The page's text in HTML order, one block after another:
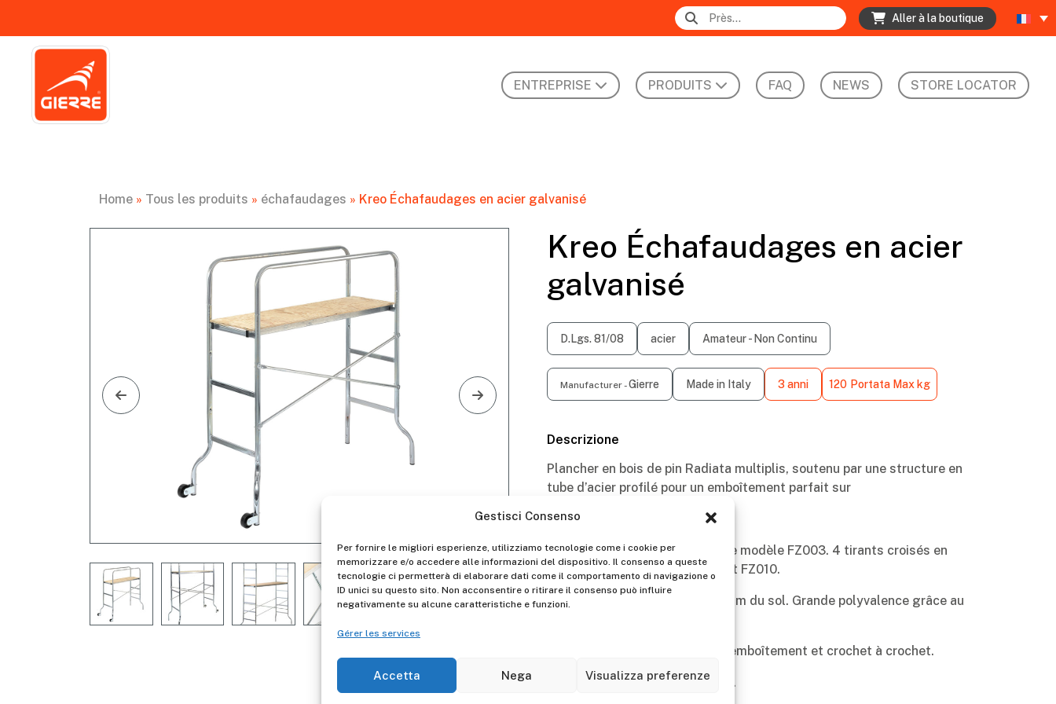
Gestisci Consenso
Per fornire le migliori esperienze, utilizziamo tecnologie come i cookie per
memorizzare e/o accedere alle informazioni del dispositivo. Il consenso a queste
tecnologie ci permetterà di elaborare dati come il comportamento di navigazione o
ID unici su questo sito. Non acconsentire o ritirare il consenso può influire
negativamente su alcune caratteristiche e funzioni.
Gérer les services
Accetta Nega Visualizza preferenze
Aller à la boutique
ENTREPRISE PRODUITS FAQ NEWS STORE LOCATOR
Home » Tous les produits » échafaudages » Kreo Échafaudages en acier galvanisé
Kreo Échafaudages en acier
galvanisé
D.Lgs. 81/08 acier Amateur - Non Continu
Manufacturer -Gierre Made in Italy 3 anni 120 Portata Max kg
Descrizione
Plancher en bois de pin Radiata multiplis, soutenu par une structure en
tube d’acier profilé pour un emboîtement parfait sur
le montant.
2 tirants croisés en acier pour le modèle FZ003. 4 tirants croisés en
acier pour les modèles FZ005 et FZ010.
Kit de montage des roues à 2 mm du sol. Grande polyvalence grâce au
Plancher fixé au montant avec emboîtement et crochet à crochet.
Zingage électrolytique à chaud.